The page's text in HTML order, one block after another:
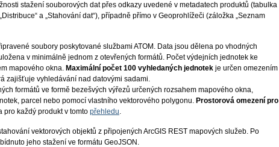
stažení souborových dat přes odkazy uvedené v metadatech produktů (tabulka
a „Stahování dat“), případně přímo v Geoprohlížeči (záložka „Seznam
soubory poskytované službami ATOM. Data jsou dělena po vhodných
v minimálně jednom z otevřených formátů. Počet výdejních jednotek ke
mapového okna. Maximální počet 100 vyhledaných jednotek je určen omezením
zajišťuje vyhledávání nad datovými sadami.
formátů ve formě bezešvých výřezů určených rozsahem mapového okna,
parcel nebo pomocí vlastního vektorového polygonu. Prostorová omezení pro
pro každý produkt v tomto přehledu.
vektorových objektů z připojených ArcGIS REST mapových služeb. Po
jeho stažení ve formátu GeoJSON.